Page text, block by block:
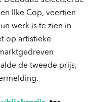
Ilke Cop, veertien
werk is te zien in
op artistieke
de tweede prijs;